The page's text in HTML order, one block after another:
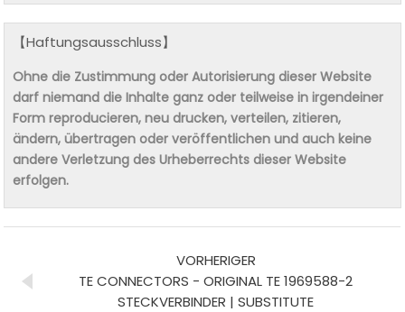
【Haftungsausschluss】
Ohne die Zustimmung oder Autorisierung dieser Website
darf niemand die Inhalte ganz oder teilweise in irgendeiner
Form reproducieren, neu drucken, verteilen, zitieren,
ändern, übertragen oder veröffentlichen und auch keine
andere Verletzung des Urheberrechts dieser Website
erfolgen.
VORHERIGER
TE CONNECTORS - ORIGINAL TE 1969588-2
STECKVERBINDER | SUBSTITUTE